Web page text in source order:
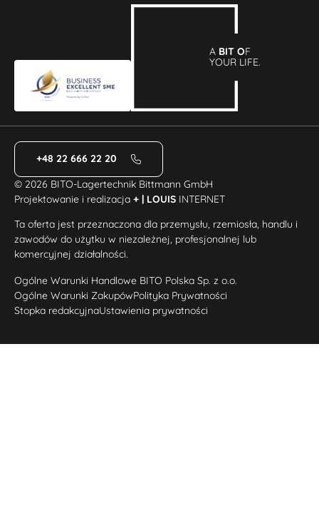
A BIT OF
YOUR LIFE.
+48 22 666 22 20
© 2026 BITO-Lagertechnik Bittmann GmbH
Projektowanie i realizacja+ | LOUIS INTERNET
Ta oferta jest przeznaczona dla przemysłu, rzemiosła, handlu i
zawodów do użytku w niezależnej, profesjonalnej lub
komercyjnej działalności.
Ogólne Warunki Handlowe BITO Polska Sp. z o.o.
Ogólne Warunki ZakupówPolityka Prywatności
Stopka redakcyjnaUstawienia prywatności